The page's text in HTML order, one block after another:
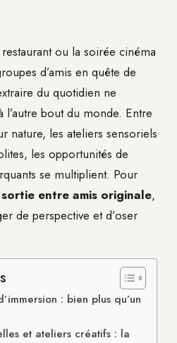
ou la soirée cinéma
d’amis en quête de
du quotidien ne
l’autre bout du monde. Entre
nature, les ateliers sensoriels
les opportunités de
se multiplient. Pour
sortie entre amis originale,
de perspective et d’oser
: bien plus qu’un
et ateliers créatifs : la